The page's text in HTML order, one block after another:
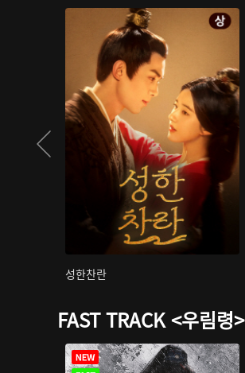
성한찬란
FAST TRACK <우림령>